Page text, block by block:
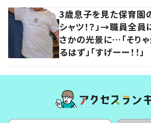
3歳息子を見た保育園
シャツ！？」→職員全
さかの光景に…「そり
るはず」「すげーー！！」